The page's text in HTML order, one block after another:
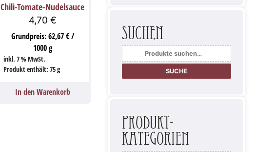
Chili-Tomate-Nudelsauce
4,70 €
Grundpreis:62,67€/
1000g
inkl. 7 % MwSt.
Produkt enthält: 75g
In den Warenkorb
Suchen
Suche
nach:
SUCHE
Produkt-
Kategorien